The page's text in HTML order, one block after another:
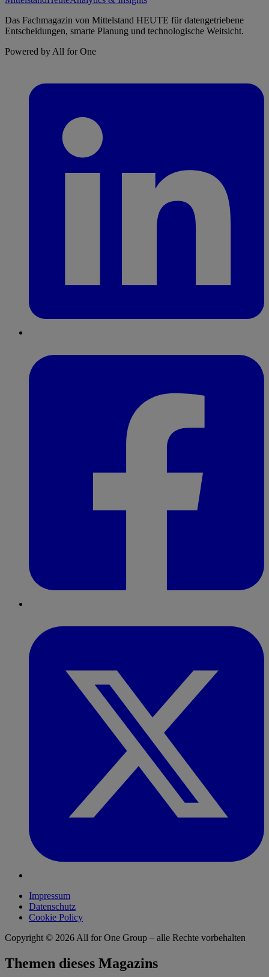
Das Fachmagazin von Mittelstand HEUTE für datengetriebene
Entscheidungen, smarte Planung und technologische Weitsicht.
Powered by All for One
Impressum
Datenschutz
Cookie Policy
Copyright © 2026All for One Group – alle Rechte vorbehalten
Themen dieses Magazins